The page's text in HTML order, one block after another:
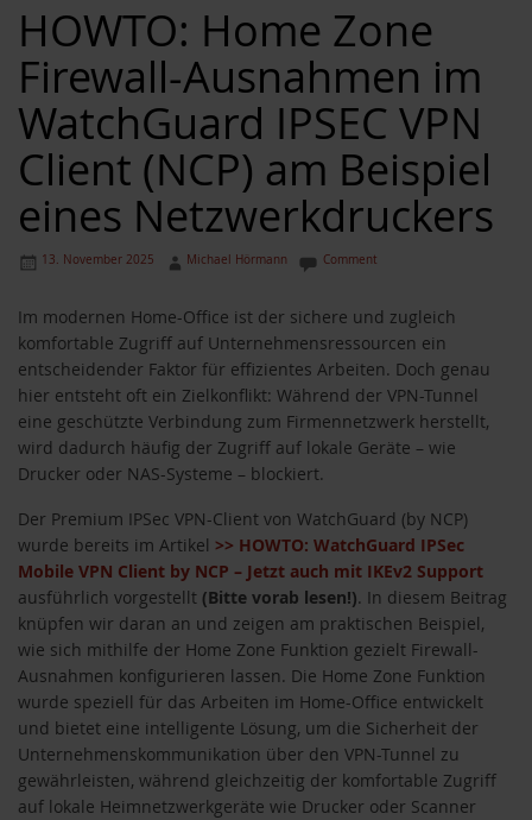
HOWTO: Home Zone
Firewall-Ausnahmen im
WatchGuard IPSEC VPN
Client (NCP) am Beispiel
eines Netzwerkdruckers
13. November 2025 Michael Hörmann Comment
Im modernen Home-Office ist der sichere und zugleich
komfortable Zugriff auf Unternehmensressourcen ein
entscheidender Faktor für effizientes Arbeiten. Doch genau
hier entsteht oft ein Zielkonflikt: Während der VPN-Tunnel
eine geschützte Verbindung zum Firmennetzwerk herstellt,
wird dadurch häufig der Zugriff auf lokale Geräte – wie
Drucker oder NAS-Systeme – blockiert.
Der Premium IPSec VPN-Client von WatchGuard (by NCP)
wurde bereits im Artikel >> HOWTO: WatchGuard IPSec
Mobile VPN Client by NCP – Jetzt auch mit IKEv2 Support
ausführlich vorgestellt (Bitte vorab lesen!). In diesem Beitrag
knüpfen wir daran an und zeigen am praktischen Beispiel,
wie sich mithilfe der Home Zone Funktion gezielt Firewall-
Ausnahmen konfigurieren lassen. Die Home Zone Funktion
wurde speziell für das Arbeiten im Home-Office entwickelt
und bietet eine intelligente Lösung, um die Sicherheit der
Unternehmenskommunikation über den VPN-Tunnel zu
gewährleisten, während gleichzeitig der komfortable Zugriff
auf lokale Heimnetzwerkgeräte wie Drucker oder Scanner